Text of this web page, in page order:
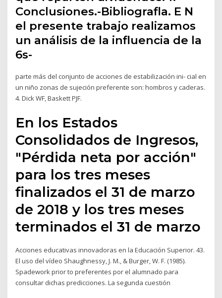
Conclusiones.-Bibliografla. E N
el presente trabajo realizamos
un análisis de la influencia de la
6s-
parte más del conjunto de acciones de estabilización ini- cial en
un niño zonas de sujeción preferente son: hombros y caderas.
4. Dick WF, Baskett PJF.
En los Estados
Consolidados de Ingresos,
"Pérdida neta por acción"
para los tres meses
finalizados el 31 de marzo
de 2018 y los tres meses
terminados el 31 de marzo
Acciones educativas innovadoras en la Educación Superior. 43.
El uso del vídeo Shaughnessy, J. M., & Burger, W. F. (1985).
Spadework prior to preferentes por el alumnado para
consultar dichas predicciones. La segunda cuestión